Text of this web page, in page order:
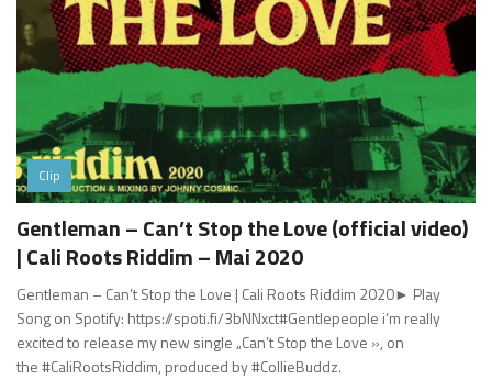
Clip
Gentleman – Can’t Stop the Love (official video)
| Cali Roots Riddim – Mai 2020
Gentleman – Can’t Stop the Love | Cali Roots Riddim 2020► Play
Song on Spotify: https://spoti.fi/3bNNxct#Gentlepeople i’m really
excited to release my new single „Can’t Stop the Love », on
the #CaliRootsRiddim, produced by #CollieBuddz.